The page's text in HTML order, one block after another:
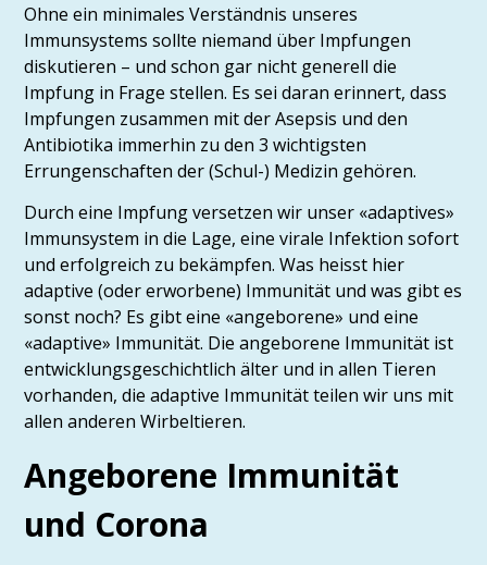
Ohne ein minimales Verständnis unseres
Immunsystems sollte niemand über Impfungen
diskutieren – und schon gar nicht generell die
Impfung in Frage stellen. Es sei daran erinnert, dass
Impfungen zusammen mit der Asepsis und den
Antibiotika immerhin zu den 3 wichtigsten
Errungenschaften der (Schul-) Medizin gehören.
Durch eine Impfung versetzen wir unser «adaptives»
Immunsystem in die Lage, eine virale Infektion sofort
und erfolgreich zu bekämpfen. Was heisst hier
adaptive (oder erworbene) Immunität und was gibt es
sonst noch? Es gibt eine «angeborene» und eine
«adaptive» Immunität. Die angeborene Immunität ist
entwicklungsgeschichtlich älter und in allen Tieren
vorhanden, die adaptive Immunität teilen wir uns mit
allen anderen Wirbeltieren.
Angeborene Immunität
und Corona